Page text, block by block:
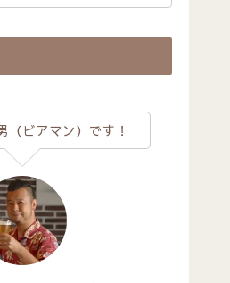
（ビアマン）です！